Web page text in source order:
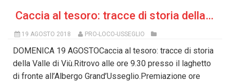
Caccia al tesoro: tracce di storia della Valle di Viù.
19 AGOSTO 2018 PRO-LOCO-USSEGLIO
DOMENICA 19 AGOSTOCaccia al tesoro: tracce di storia
della Valle di Viù.Ritrovo alle ore 9.30 presso il laghetto
di fronte all’Albergo Grand’Usseglio.Premiazione ore